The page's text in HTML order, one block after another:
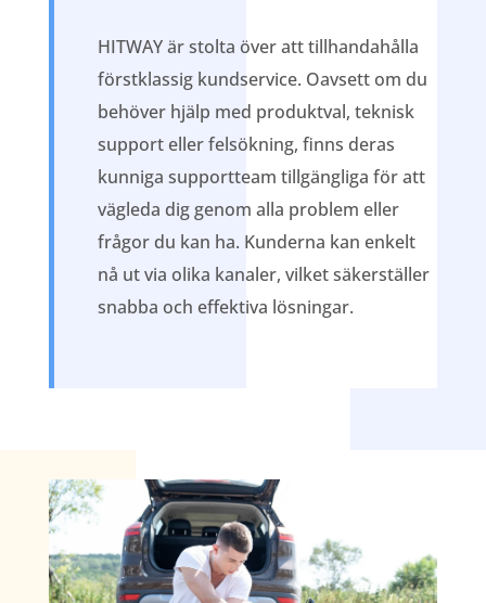
HITWAY är stolta över att tillhandahålla
förstklassig kundservice. Oavsett om du
behöver hjälp med produktval, teknisk
support eller felsökning, finns deras
kunniga supportteam tillgängliga för att
vägleda dig genom alla problem eller
frågor du kan ha. Kunderna kan enkelt
nå ut via olika kanaler, vilket säkerställer
snabba och effektiva lösningar.